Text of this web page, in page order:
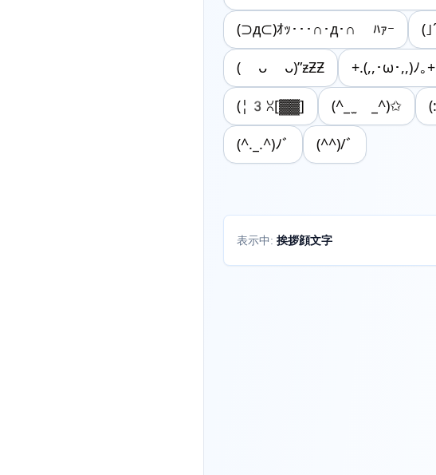
(⊃д⊂)ｵｯ･･･∩･д･∩ ﾊｧｰ (
( ᴗ ᴗ)”ƶƵƵ +.(,,･ω･,,)ﾉ｡
(¦3ꇤ[▓▓] (^_ ̫ _^)✩
(^._.^)ﾉﾞ (^^)/ﾞ
表示中: 挨拶顔文字